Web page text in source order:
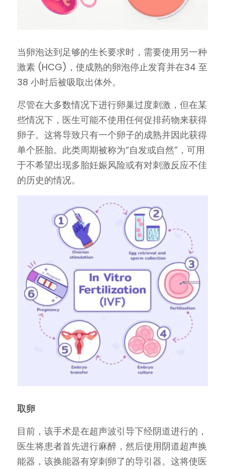
当卵泡达到足够的生长要求时，需要使用另一种
激素 (HCG)，使成熟的卵泡停止发育并在34 至
38 小时后被吸取出体外。
尽管在大多数情况下进行卵巢过度刺激，但在某
些情况下，医生可能不使用任何促排药物来获得
卵子。这将导致只有一个卵子的成熟并因此获得
单个胚胎。此类周期被称为“自发或自然”，可用
于不希望出现多胎妊娠风险或有对刺激反应不佳
的历史的情况。
取卵
目前，该手术是在超声波引导下经阴道进行的，
医生将患者首先进行麻醉，然后使用阴道超声换
能器，该换能器有穿刺卵了的导引器。这将使医